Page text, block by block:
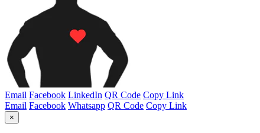
Email Facebook LinkedIn QR Code Copy Link
Email Facebook Whatsapp QR Code Copy Link
×